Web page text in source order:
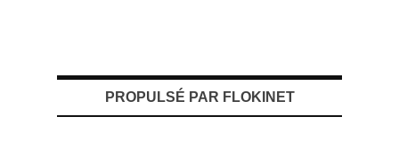
PROPULSÉ PAR FLOKINET